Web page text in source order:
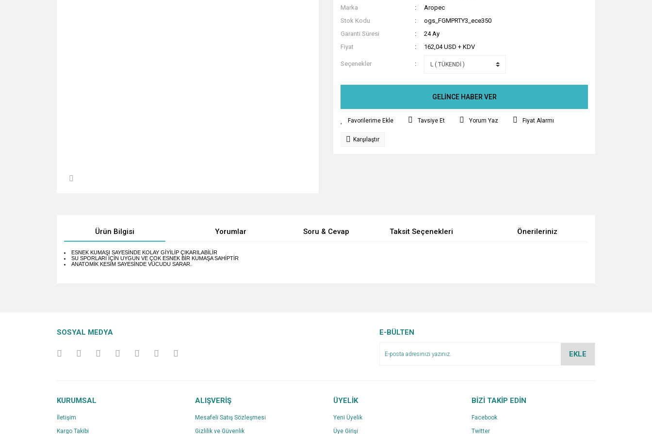
Marka
Aropec
Stok Kodu
ogs_FGMPRTY3_ece350
Garanti Süresi
24 Ay
Fiyat
162,04 USD + KDV
Seçenekler
GELİNCE HABER VER
Tavsiye Et Yorum Yaz Fiyat Alarmı
Karşılaştır
Ürün Bilgisi Yorumlar Soru & Cevap Taksit Seçenekleri Önerileriniz
ESNEK KUMAŞI SAYESİNDE KOLAY GİYİLİP ÇIKARILABİLİR
SU SPORLARI İÇİN UYGUN VE ÇOK ESNEK BİR KUMAŞA SAHİPTİR
ANATOMİK KESİM SAYESİNDE VÜCUDU SARAR.
Ürün açıklamasında eksik bilgiler bulunuyor.
SOSYAL MEDYA E-BÜLTEN
EKLE
KURUMSAL
İletişim
Kargo Takibi
ALIŞVERİŞ
Mesafeli Satış Sözleşmesi
Gizlilik ve Güvenlik
ÜYELİK
Yeni Üyelik
Üye Girişi
BİZİ TAKİP EDİN
Facebook
Twitter